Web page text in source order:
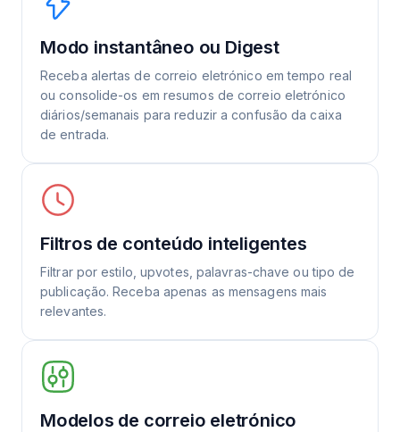
Modo instantâneo ou Digest
Receba alertas de correio eletrónico em tempo real
ou consolide-os em resumos de correio eletrónico
diários/semanais para reduzir a confusão da caixa
de entrada.
Filtros de conteúdo inteligentes
Filtrar por estilo, upvotes, palavras-chave ou tipo de
publicação. Receba apenas as mensagens mais
relevantes.
Modelos de correio eletrónico